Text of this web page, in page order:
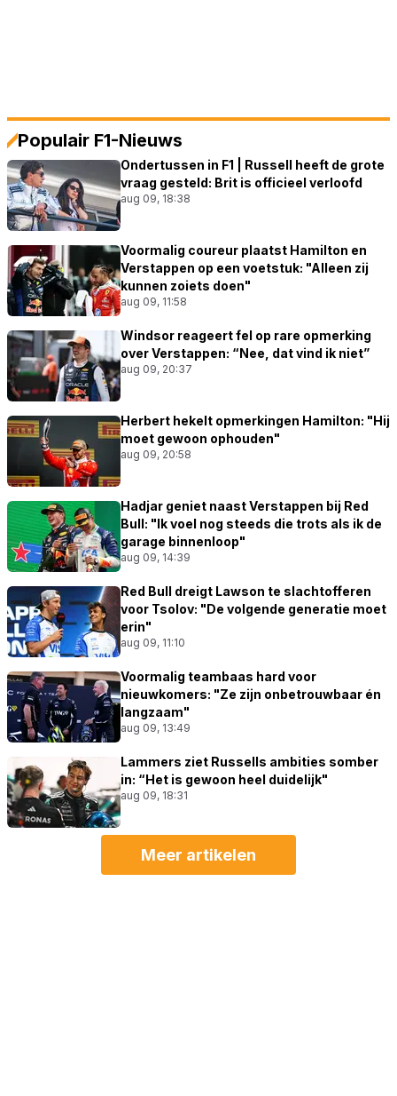
Populair F1-Nieuws
Ondertussen in F1 | Russell heeft de grote
vraag gesteld: Brit is officieel verloofd
aug 09, 18:38
Voormalig coureur plaatst Hamilton en
Verstappen op een voetstuk: "Alleen zij
kunnen zoiets doen"
aug 09, 11:58
Windsor reageert fel op rare opmerking
over Verstappen: “Nee, dat vind ik niet”
aug 09, 20:37
Herbert hekelt opmerkingen Hamilton: "Hij
moet gewoon ophouden"
aug 09, 20:58
Hadjar geniet naast Verstappen bij Red
Bull: "Ik voel nog steeds die trots als ik de
garage binnenloop"
aug 09, 14:39
Red Bull dreigt Lawson te slachtofferen
voor Tsolov: "De volgende generatie moet
erin"
aug 09, 11:10
Voormalig teambaas hard voor
nieuwkomers: "Ze zijn onbetrouwbaar én
langzaam"
aug 09, 13:49
Lammers ziet Russells ambities somber
in: “Het is gewoon heel duidelijk"
aug 09, 18:31
Meer artikelen